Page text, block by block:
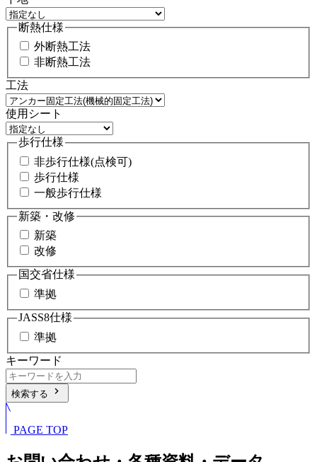
断熱仕様
外断熱工法
非断熱工法
工法
使用シート
歩行仕様
非歩行仕様(点検可)
歩行仕様
一般歩行仕様
新築・改修
新築
改修
国交省仕様
準拠
JASS8仕様
準拠
キーワード
検索する chevron_right
PAGE TOP